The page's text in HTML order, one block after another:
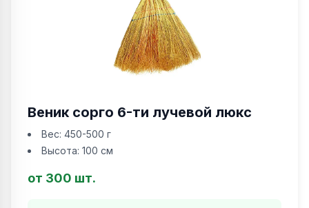
Веник сорго 6-ти лучевой люкс
Вес: 450-500 г
Высота: 100 см
от 300 шт.